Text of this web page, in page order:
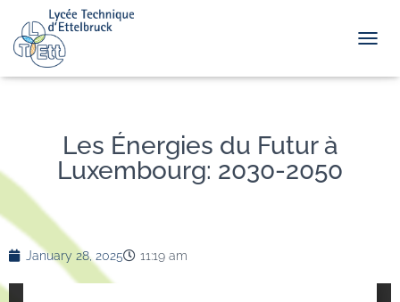
Les Énergies du Futur à
Luxembourg: 2030-2050
January 28, 2025 11:19 am